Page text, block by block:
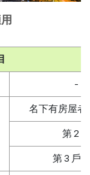
-
名下有房屋者
第 2 戶
第 3 戶